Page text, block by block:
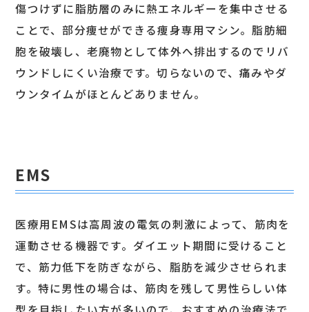
傷つけずに脂肪層のみに熱エネルギーを集中させる
ことで、部分痩せができる痩身専用マシン。脂肪細
胞を破壊し、老廃物として体外へ排出するのでリバ
ウンドしにくい治療です。切らないので、痛みやダ
ウンタイムがほとんどありません。
EMS
医療用EMSは高周波の電気の刺激によって、筋肉を
運動させる機器です。ダイエット期間に受けること
で、筋力低下を防ぎながら、脂肪を減少させられま
す。特に男性の場合は、筋肉を残して男性らしい体